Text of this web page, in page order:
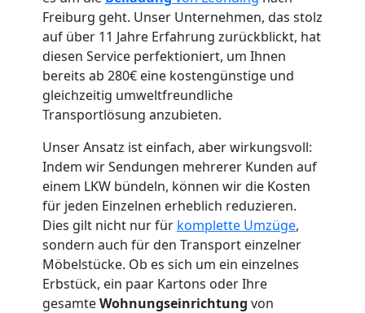
Freiburg geht. Unser Unternehmen, das stolz
auf über 11 Jahre Erfahrung zurückblickt, hat
diesen Service perfektioniert, um Ihnen
bereits ab 280€ eine kostengünstige und
gleichzeitig umweltfreundliche
Transportlösung anzubieten.
Unser Ansatz ist einfach, aber wirkungsvoll:
Indem wir Sendungen mehrerer Kunden auf
einem LKW bündeln, können wir die Kosten
für jeden Einzelnen erheblich reduzieren.
Dies gilt nicht nur für komplette Umzüge,
sondern auch für den Transport einzelner
Möbelstücke. Ob es sich um ein einzelnes
Erbstück, ein paar Kartons oder Ihre
gesamteWohnungseinrichtung von
Umzugshelfer
Leonding
Möbeltaxi
Leonding
Kleintransport
Leonding